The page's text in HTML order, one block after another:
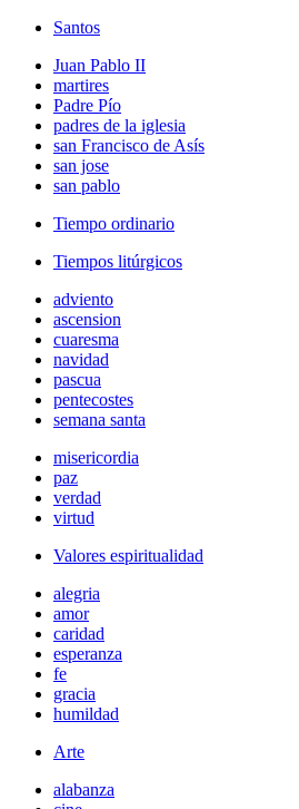
Santos
Juan Pablo II
martires
Padre Pío
padres de la iglesia
san Francisco de Asís
san jose
san pablo
Tiempo ordinario
Tiempos litúrgicos
adviento
ascension
cuaresma
navidad
pascua
pentecostes
semana santa
misericordia
paz
verdad
virtud
Valores espiritualidad
alegria
amor
caridad
esperanza
fe
gracia
humildad
Arte
alabanza